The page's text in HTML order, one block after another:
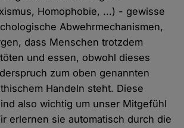
Homophobie, ...) - gewisse
Abwehrmechanismen,
dass Menschen trotzdem
und essen, obwohl dieses
zum oben genannten
Handeln steht. Diese
also wichtig um unser Mitgefühl
erlernen sie automatisch durch die